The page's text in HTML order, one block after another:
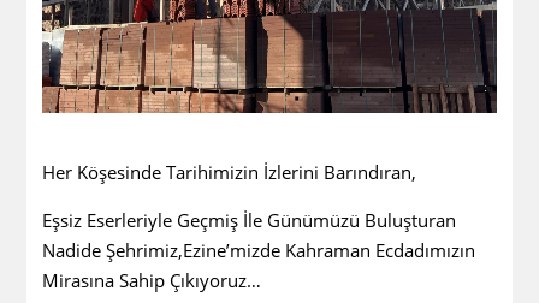
Her Köşesinde Tarihimizin İzlerini Barındıran,
Eşsiz Eserleriyle Geçmiş İle Günümüzü Buluşturan
Nadide Şehrimiz,Ezine’mizde Kahraman Ecdadımızın
Mirasına Sahip Çıkıyoruz…